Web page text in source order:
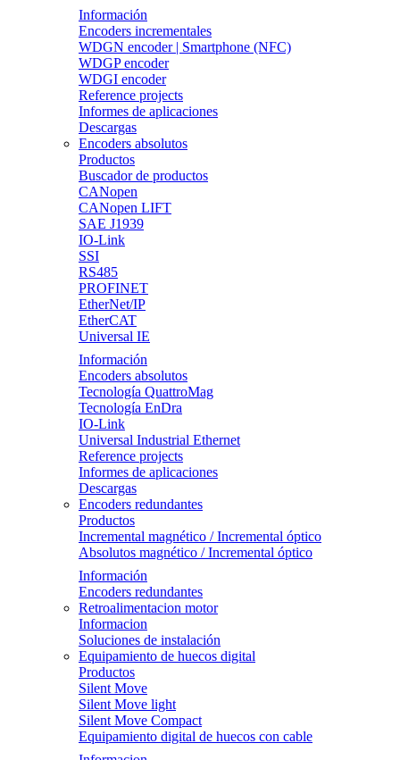
Información
Encoders incrementales
WDGN encoder | Smartphone (NFC)
WDGP encoder
WDGI encoder
Reference projects
Informes de aplicaciones
Descargas
Encoders absolutos
Productos
Buscador de productos
CANopen
CANopen LIFT
SAE J1939
IO-Link
SSI
RS485
PROFINET
EtherNet/IP
EtherCAT
Universal IE
Información
Encoders absolutos
Tecnología QuattroMag
Tecnología EnDra
IO-Link
Universal Industrial Ethernet
Reference projects
Informes de aplicaciones
Descargas
Encoders redundantes
Productos
Incremental magnético / Incremental óptico
Absolutos magnético / Incremental óptico
Información
Encoders redundantes
Retroalimentacion motor
Informacion
Soluciones de instalación
Equipamiento de huecos digital
Productos
Silent Move
Silent Move light
Silent Move Compact
Equipamiento digital de huecos con cable